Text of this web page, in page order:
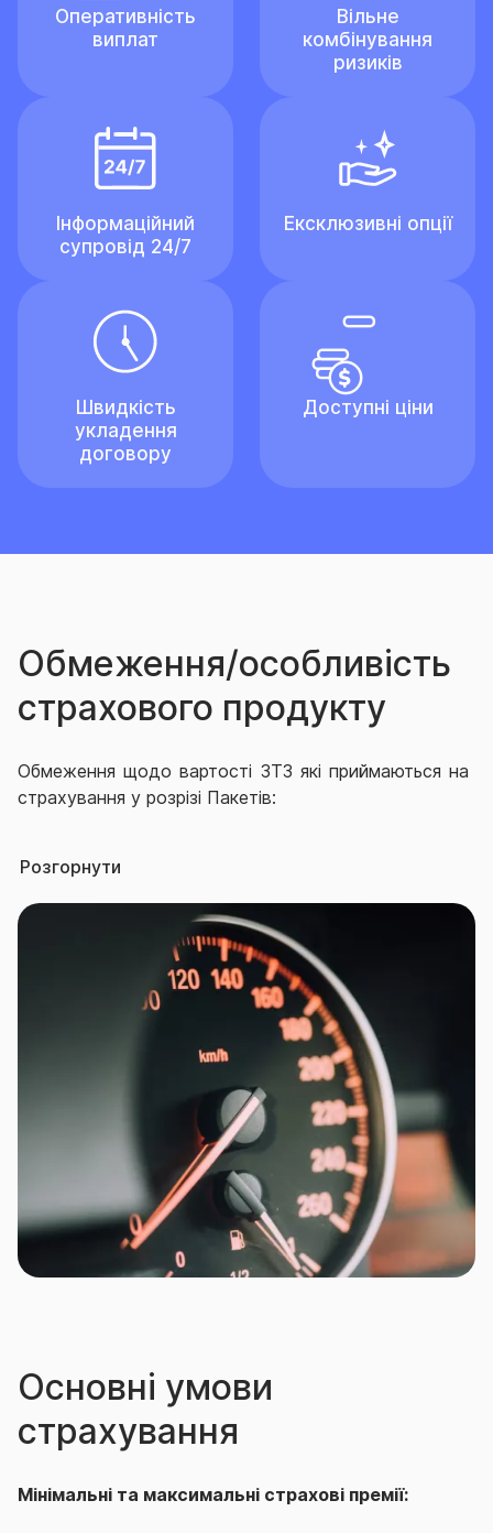
Оперативність
виплат
Вільне
комбінування
ризиків
Інформаційний
супровід 24/7
Ексклюзивні опції
Швидкість
укладення
договору
Доступні ціни
Обмеження/особливість
страхового продукту
Обмеження щодо вартості ЗТЗ які приймаються на
страхування у розрізі Пакетів:
вартістю не більше 1,2 млн. грн., які не були вперше
зареєстровані в одній з країн Північної/Південної
Америки, Океанії.
«2 ЗІРКИ» - на страхування приймаються ТЗ
вартістю не більше 1,6 млн. грн;
для Пакету «3 ЗІРКИ» - на страхування
приймаються ТЗ вартістю не більше 1,8 млн. грн;
для Пакету «5 ЗІРОК» – на страхування
приймаються ТЗ вартістю не менше 400 тис. грн.
Розгорнути
Основні умови
страхування
Мінімальні та максимальні страхові премії: